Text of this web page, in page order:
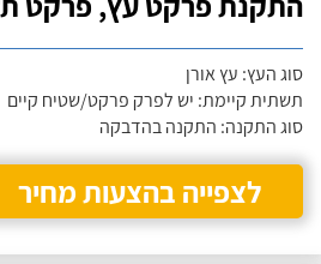
סוג העץ: עץ אורן
תשתית קיימת: יש לפרק פרקט/שטיח קיים
סוג התקנה: התקנה בהדבקה
לצפייה בהצעות מחיר